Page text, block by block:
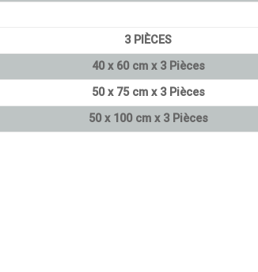
3 PIÈCES
40 x 60 cm x 3 Pièces
50 x 75 cm x 3 Pièces
50 x 100 cm x 3 Pièces